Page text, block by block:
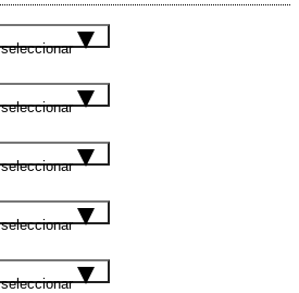
seleccionar
seleccionar
seleccionar
seleccionar
seleccionar